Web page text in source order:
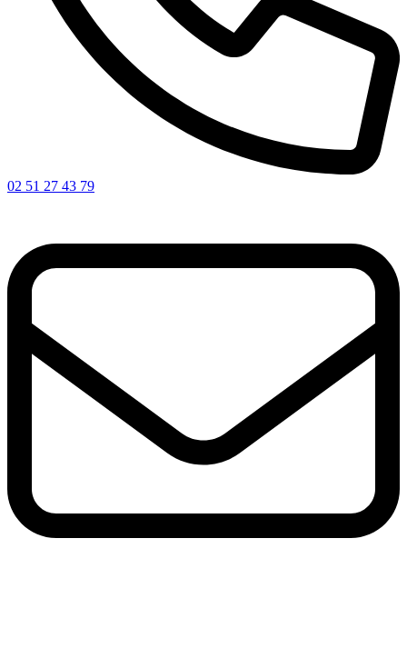
02 51 27 43 79